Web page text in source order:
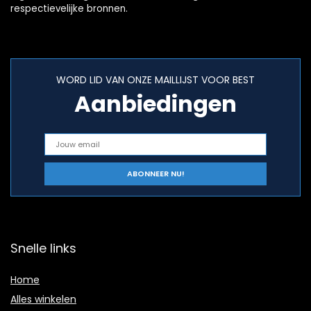
respectievelijke bronnen.
WORD LID VAN ONZE MAILLIJST VOOR BEST
Aanbiedingen
Snelle links
Home
Alles winkelen